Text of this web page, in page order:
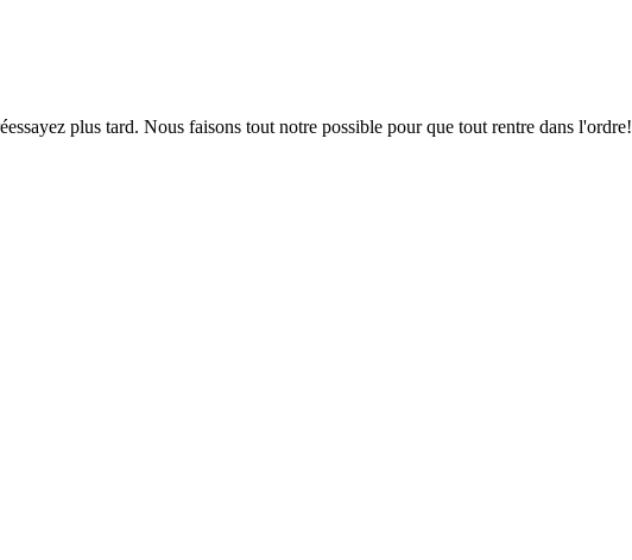
plus tard. Nous faisons tout notre possible pour que tout rentre dans l'ordre!